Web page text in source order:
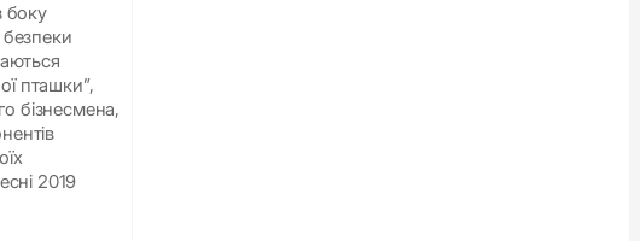
боку
пташки”,
бізнесмена,
2019